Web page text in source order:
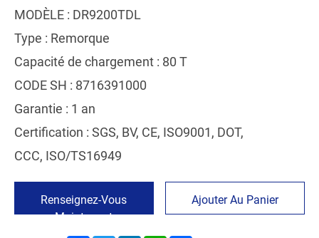
MODÈLE : DR9200TDL
Type : Remorque
Capacité de chargement : 80 T
CODE SH : 8716391000
Garantie : 1 an
Certification : SGS, BV, CE, ISO9001, DOT,
CCC, ISO/TS16949
Renseignez-Vous
Maintenant
Ajouter Au Panier